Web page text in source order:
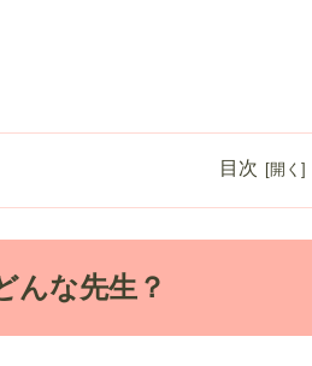
目次
んな先生？